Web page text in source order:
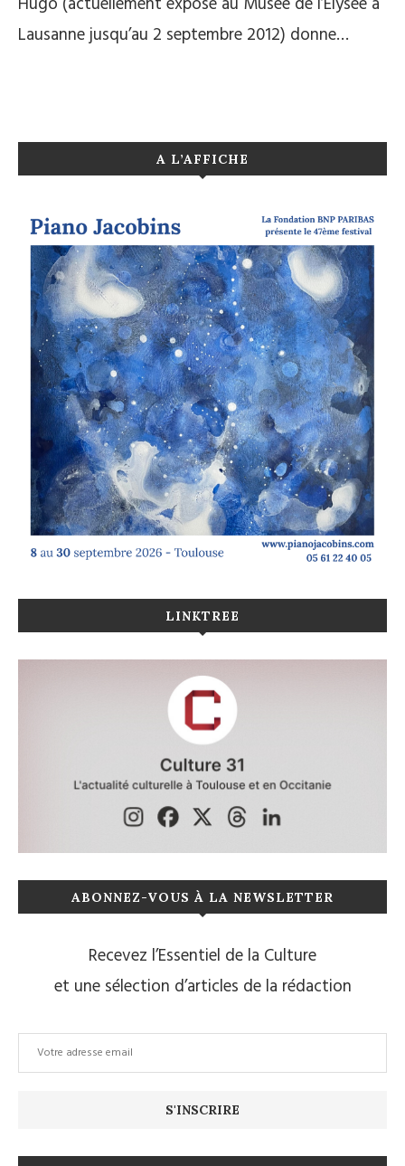
Lausanne jusqu’au 2 septembre 2012) donne…
A L’AFFICHE
LINKTREE
ABONNEZ-VOUS À LA NEWSLETTER
Recevez l’Essentiel de la Culture
et une sélection d’articles de la rédaction